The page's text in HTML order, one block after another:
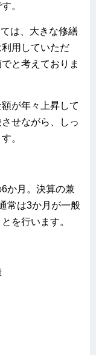
。
は、大きな修繕
用していただ
と考えておりま
が年々上昇して
せながら、しっ
。
か月。決算の兼
常は3か月が一般
を行います。